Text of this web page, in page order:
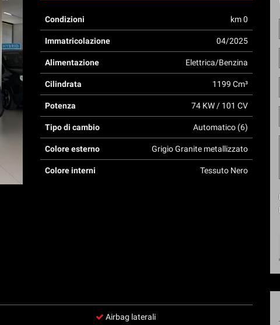
Condizioni km 0
Immatricolazione 04/2025
Alimentazione Elettrica/Benzina
Cilindrata 1199 Cm³
Potenza 74 KW / 101 CV
Tipo di cambio Automatico (6)
Colore esterno Grigio Granite metallizzato
Colore interni Tessuto Nero
Airbag laterali